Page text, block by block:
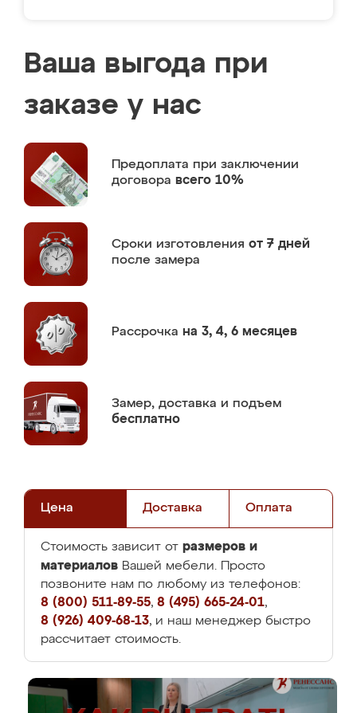
Ваша выгода при
заказе у нас
Предоплата при заключении
договора всего 10%
Сроки изготовления от 7 дней
после замера
Рассрочка на 3, 4, 6 месяцев
Замер, доставка и подъем
бесплатно
Цена Доставка Оплата
Стоимость зависит от размеров и
материалов Вашей мебели. Просто
позвоните нам по любому из телефонов:
8 (800) 511-89-55, 8 (495) 665-24-01,
8 (926) 409-68-13, и наш менеджер быстро
рассчитает стоимость.